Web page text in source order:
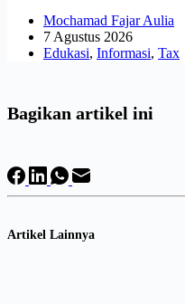
Mochamad Fajar Aulia
7 Agustus 2026
Edukasi, Informasi, Tax
Bagikan artikel ini
Artikel Lainnya